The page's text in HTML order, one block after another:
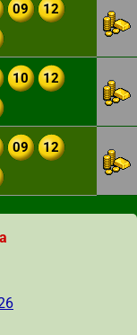
09
12
10
12
09
12